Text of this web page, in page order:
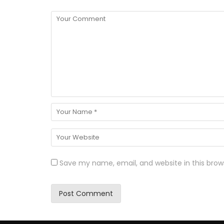
Save my name, email, and website in this